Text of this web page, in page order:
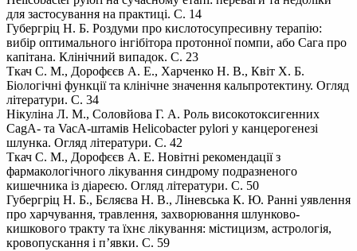
для застосування на практиці. С. 14
Губергріц Н. Б. Роздуми про кислотосупресивну терапію:
вибір оптимального інгібітора протонної помпи, або Сага про
капітана. Клінічний випадок. С. 23
Ткач С. М., Дорофєєв А. Е., Харченко Н. В., Квіт Х. Б.
Біологічні функції та клінічне значення кальпротектину. Огляд
літератури. С. 34
Нікуліна Л. М., Соловйова Г. А. Роль високотоксигенних
CagA- та VacA-штамів Helicobacter pylori у канцерогенезі
шлунка. Огляд літератури. С. 42
Ткач С. М., Дорофєєв А. Е. Новітні рекомендації з
фармакологічного лікування синдрому подразненого
кишечника із діареєю. Огляд літератури. С. 50
Губергріц Н. Б., Бєляєва Н. В., Ліневська К. Ю. Ранні уявлення
про харчування, травлення, захворювання шлунково-
кишкового тракту та їхнє лікування: містицизм, астрологія,
кровопускання і п’явки. С. 59